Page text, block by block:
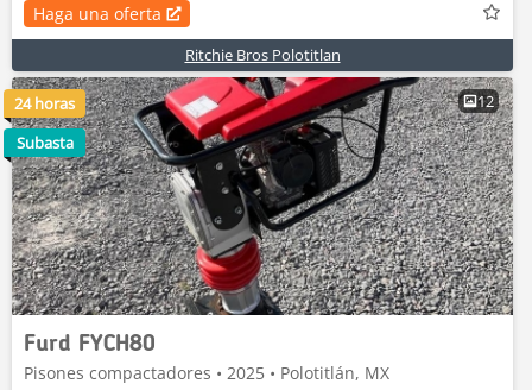
Haga una oferta
Ritchie Bros Polotitlan
12
Furd FYCH80
Pisones compactadores • 2025 • Polotitlán, MX
24 horas
Subasta